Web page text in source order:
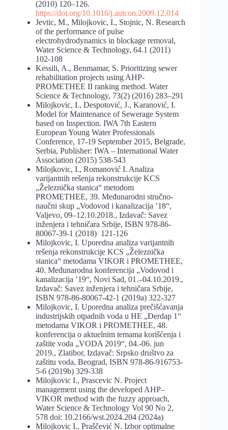
(2010) 120–126.
https://doi.org/10.1016/j.autcon.2009.12.014
Jevtic, M., Milojkovic, I., Stojnic, N. Research
of the performance of pulse
electrohydrodynamics in blockage removal,
Water Science & Technology, 64.1 (2011)
102-108
Kessili, A., Benmamar, S. Prioritizing sewer
rehabilitation projects using AHP-
PROMETHEE II ranking method. Water
Science & Technology, 73(2) (2016) 283–291
Milojkovic, I., Despotović, J., Karanović, I.
Model for Maintenance of Sewerage System
based on Inspection. IWA 7th Eastern
European Young Water Professionals
Conference, 17-19 September 2015, Belgrade,
Serbia, Publisher: IWA – International Water
Association (2015) 538-543
Milojkovic, I., Romanović I. Analiza
varijantnih rešenja rekonstrukcije KCS
„Železnička stanica“ metodom
PROMETHEE, 39. Međunarodni stručno-
naučni skup „Vodovod i kanalizacija ’18“,
Valjevo, 09–12.10.2018., Izdavač: Savez
inženjera i tehničara Srbije, ISBN 978-86-
80067-39-1 (2018) 121-126
Milojkovic, I. Uporedna analiza varijantnih
rešenja rekonstrukcije KCS „Železnička
stanica“ metodama VIKOR i PROMETHEE,
40. Međunarodna konferencija „Vodovod i
kanalizacija ’19“, Novi Sad, 01.–04.10.2019.,
Izdavač: Savez inženjera i tehničara Srbije,
ISBN 978-86-80067-42-1 (2019a) 322-327
Milojkovic, I. Uporedna analiza prečišćavanja
industrijskih otpadnih voda u HE „Đerdap 1“
metodama VIKOR i PROMETHEE, 48.
konferencija o aktuelnim temama korišćenja i
zaštite voda „VODA 2019“, 04.-06. jun
2019., Zlatibor, Izdavač: Srpsko društvo za
zaštitu voda, Beograd, ISBN 978-86-916753-
5-6 (2019b) 329-338
Milojkovic I., Prascevic N. Project
management using the developed AHP–
VIKOR method with the fuzzy approach,
Water Science & Technology Vol 90 No 2,
578 doi: 10.2166/wst.2024.204 (2024a)
Milojkovic I., Praščević N. Izbor optimalne